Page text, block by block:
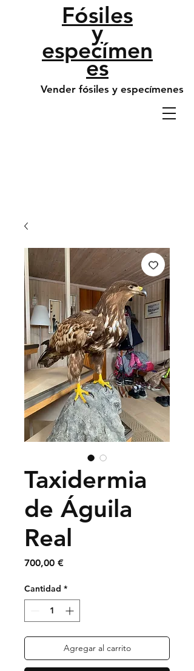
​Fósiles
y
especímen
es
Vender fósiles y especímenes
Taxidermia
de Águila
Real
700,00 €Precio
Cantidad *
Agregar al carrito